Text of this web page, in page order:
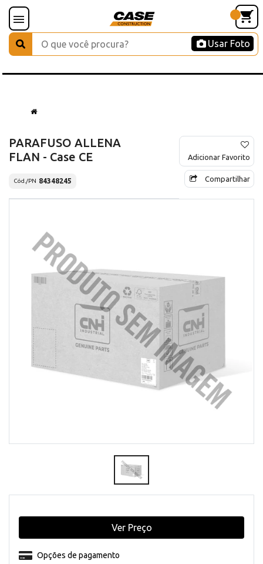
Usar Foto
PARAFUSO ALLENA
FLAN - Case CE
Cód./PN 84348245
Adicionar Favorito
Compartilhar
Opções de pagamento
Ver Preço